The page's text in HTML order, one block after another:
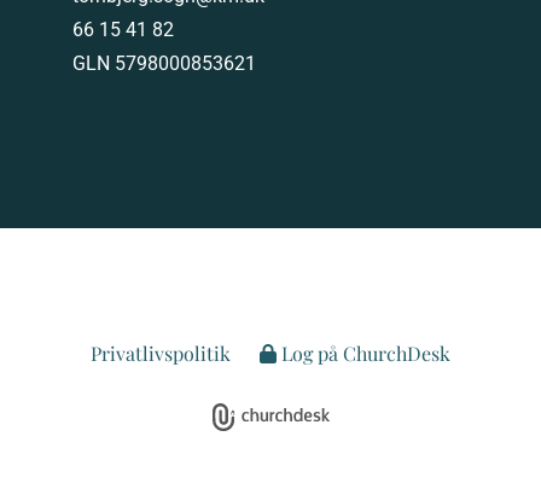
66 15 41 82
GLN 5798000853621
Privatlivspolitik Log på ChurchDesk